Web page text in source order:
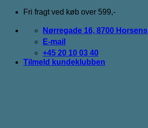
Fortsæt
indhold
Fri fragt ved køb over 599,-
Nørregade 16, 8700 Horsens
E-mail
+45 20 10 03 40
Tilmeld kundeklubben